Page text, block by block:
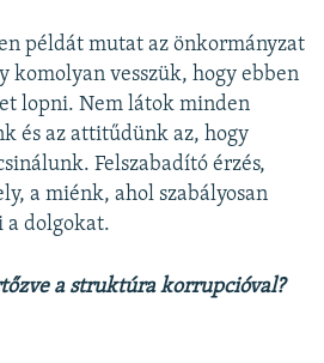
példát mutat az önkormányzat
komolyan vesszük, hogy ebben
lopni. Nem látok minden
és az attitűdünk az, hogy
Felszabadító érzés,
a miénk, ahol szabályosan
a dolgokat.
a struktúra korrupcióval?